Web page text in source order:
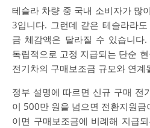
테슬라 차량 중 국내 소비자가 많
3입니다. 그런데 같은 테슬라라
금 체감액은 달라질 수 있습니다
독립적으로 고정 지급되는 단순
전기차의 구매보조금 규모와 연계
정부 설명에 따르면 신규 구매 전
이 500만 원을 넘으면 전환지원
이면 구매보조금에 비례해 지급